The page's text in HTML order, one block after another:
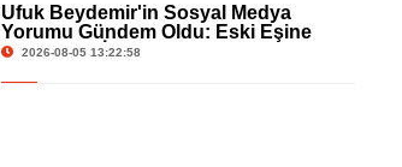
Ufuk Beydemir'in Sosyal Medya
Yorumu Gündem Oldu: Eski Eşine
Gönderme İddiası
2026-08-05 13:22:58